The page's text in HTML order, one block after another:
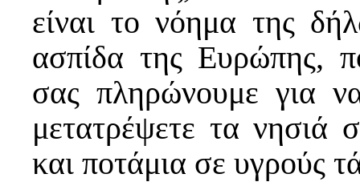
είναι το νόημα της
ασπίδα της Ευρώπης,
σας πληρώνουμε για
μετατρέψετε τα νησιά
και ποτάμια σε υγρούς